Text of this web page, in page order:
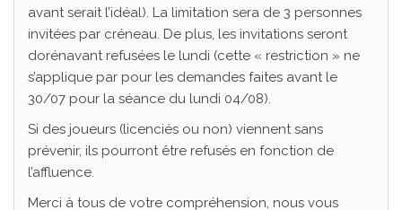
avant serait l’idéal). La limitation sera de 3 personnes
invitées par créneau. De plus, les invitations seront
dorénavant refusées le lundi (cette « restriction » ne
s’applique par pour les demandes faites avant le
30/07 pour la séance du lundi 04/08).
Si des joueurs (licenciés ou non) viennent sans
prévenir, ils pourront être refusés en fonction de
l’affluence.
Merci à tous de votre compréhension, nous vous